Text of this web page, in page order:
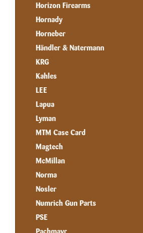
Horizon Firearms
Hornady
Horneber
Händler & Natermann
KRG
Kahles
LEE
Lapua
Lyman
MTM Case Card
Magtech
McMillan
Norma
Nosler
Numrich Gun Parts
PSE